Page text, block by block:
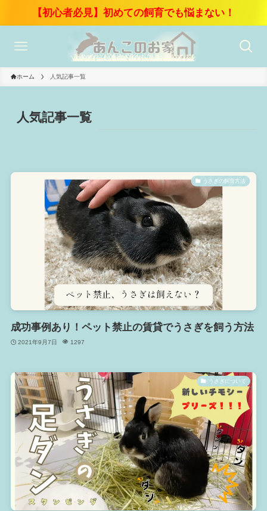
【初心者必見】初めての飼育でも悩まない！
ホーム 人気記事一覧
人気記事一覧
うさぎの飼育方法
成功事例あり！ペット禁止の賃貸でうさぎを飼う方法
2021年9月7日 1297
うさぎについて